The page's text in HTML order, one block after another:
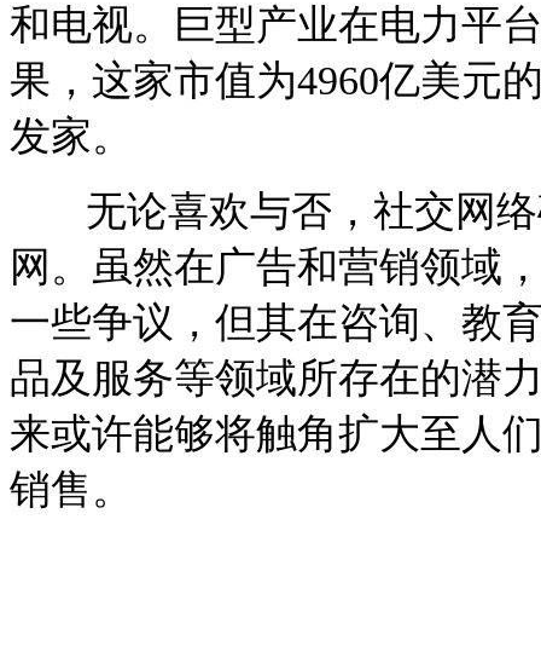
和电视。巨型产业在电力平
果，这家市值为4960亿美元
发家。
无论喜欢与否，社交网络
网。虽然在广告和营销领域
一些争议，但其在咨询、教
品及服务等领域所存在的潜
来或许能够将触角扩大至人
销售。